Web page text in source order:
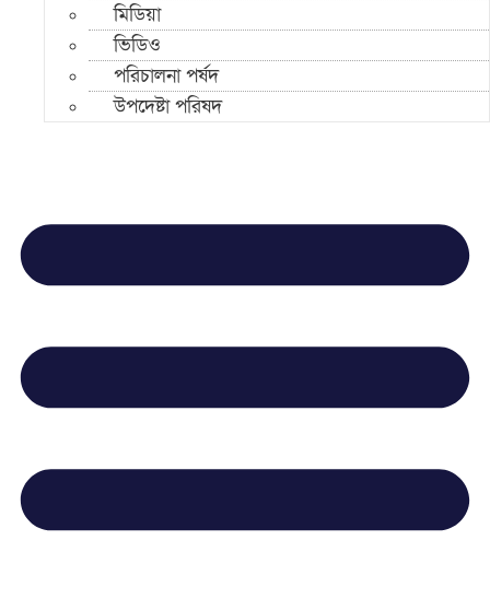
মিডিয়া
ভিডিও
পরিচালনা পর্ষদ
উপদেষ্টা পরিষদ